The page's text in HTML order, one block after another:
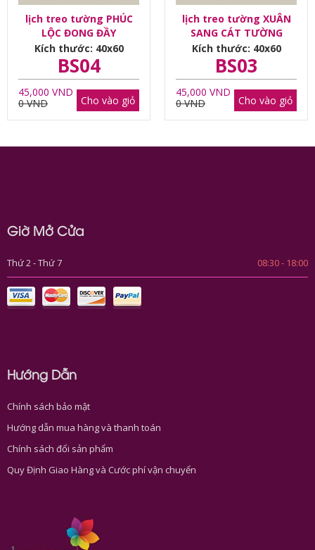
lịch treo tường PHÚC
LỘC ĐONG ĐẦY
Kích thước: 40x60
BS04
45,000 VND
0 VND
Cho vào giỏ
lịch treo tường XUÂN
SANG CÁT TƯỜNG
Kích thước: 40x60
BS03
45,000 VND
0 VND
Cho vào giỏ
Giờ Mở Cửa
Thứ 2 - Thứ 7 08:30 - 18:00
Hướng Dẫn
Chính sách bảo mật
Hướng dẫn mua hàng và thanh toán
Chính sách đổi sản phẩm
Quy Định Giao Hàng và Cước phí vận chuyển